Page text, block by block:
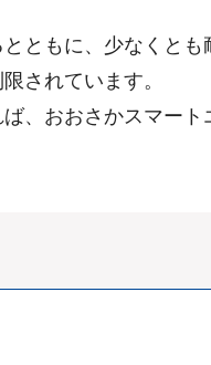
ともに、少なくとも
されています。
、おおさかスマー